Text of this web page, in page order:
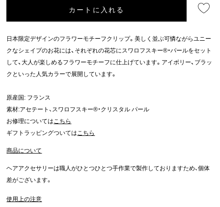
カートに入れる
日本限定デザインのフラワーモチーフクリップ。美しく並ぶ可憐ながらユニー
クなシェイプのお花には、それぞれの花芯にスワロフスキー®・パールをセット
して、大人が楽しめるフラワーモチーフに仕上げています。アイボリー、ブラッ
クといった人気カラーで展開しています。
原産国: フランス
素材:アセテート、スワロフスキー®・クリスタル パール
お修理についてはこちら
ギフトラッピングついてはこちら
商品について
ヘアアクセサリーは職人がひとつひとつ手作業で製作しておりますため、個体
差がございます。
使用上の注意